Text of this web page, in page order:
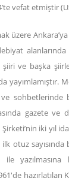
vefat etmiştir
üzere
şiiri ve başka
yayımlamıştır.
ve
gazete ve
iki yıl
otuz sayısında
yazılmasına
hazırlatılan